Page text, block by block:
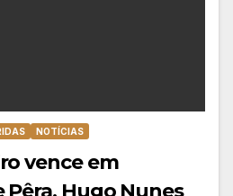
NOTÍCIAS
vence em
Pêra, Hugo Nunes